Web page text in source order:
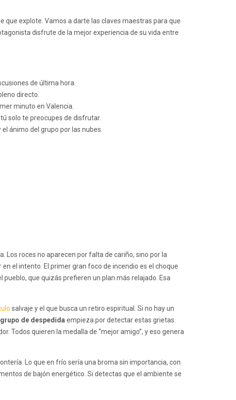
explote. Vamos a darte las claves maestras para que
disfrute de la mejor experiencia de su vida entre
de última hora.
directo.
minuto en Valencia.
solo te preocupes de disfrutar.
ánimo del grupo por las nubes.
Los roces no aparecen por falta de cariño, sino por la
el intento. El primer gran foco de incendio es el choque
que quizás prefieren un plan más relajado. Esa
salvaje y el que busca un retiro espiritual. Si no hay un
de despedida empieza por detectar estas grietas.
Todos quieren la medalla de “mejor amigo”, y eso genera
Lo que en frío sería una broma sin importancia, con
de bajón energético. Si detectas que el ambiente se